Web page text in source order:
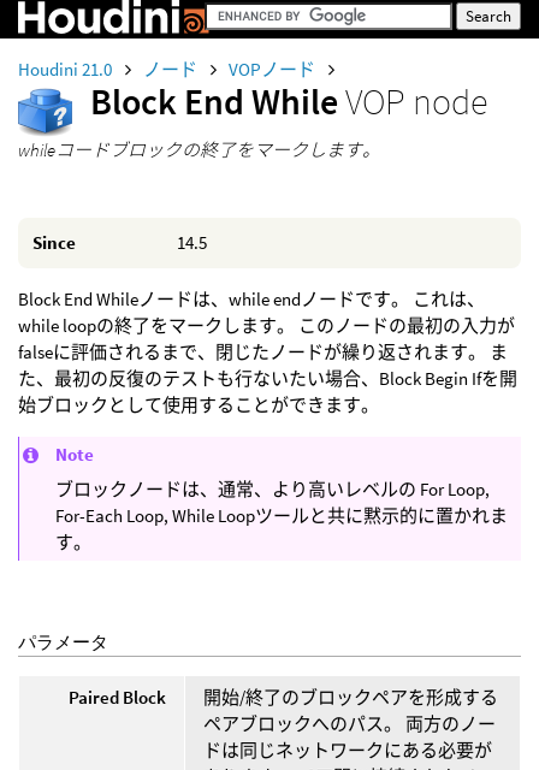
Houdini 21.0 ノード VOPノード
Block End WhileVOP node
whileコードブロックの終了をマークします。
Since 14.5
Block End Whileノードは、while endノードです。 これは、
while loopの終了をマークします。 このノードの最初の入力が
falseに評価されるまで、閉じたノードが繰り返されます。 ま
た、最初の反復のテストも行ないたい場合、Block Begin Ifを開
始ブロックとして使用することができます。
Note
ブロックノードは、通常、より高いレベルの For Loop,
For-Each Loop, While Loopツールと共に黙示的に置かれま
す。
パラメータ
Paired Block
開始/終了のブロックペアを形成する
ペアブロックへのパス。 両方のノー
ドは同じネットワークにある必要が